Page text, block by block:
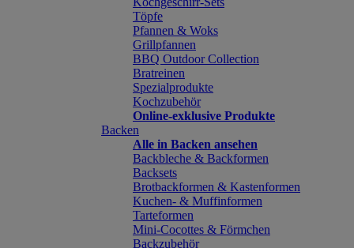
Töpfe
Pfannen & Woks
Grillpfannen
BBQ Outdoor Collection
Bratreinen
Spezialprodukte
Kochzubehör
Online-exklusive Produkte
Backen
Alle in Backen ansehen
Backbleche & Backformen
Backsets
Brotbackformen & Kastenformen
Kuchen- & Muffinformen
Tarteformen
Mini-Cocottes & Förmchen
Backzubehör